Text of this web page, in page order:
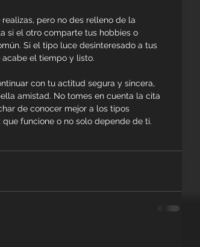
pero no des relleno de la
si el otro comparte tus hobbies o
Si el tipo luce desinteresado a tus
el tiempo y listo.
con tu actitud segura y sincera,
amistad. No tomes en cuenta la cita
de conocer mejor a los tipos
funcione o no solo depende de ti.